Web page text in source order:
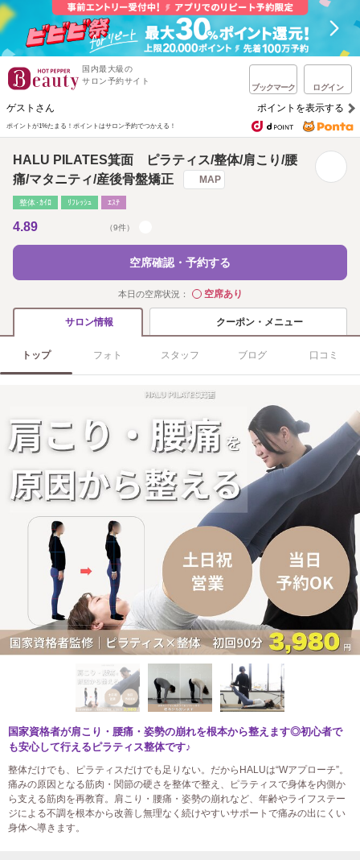
国内最大級の
サロン予約サイト
ブックマーク ログイン
ゲストさん ポイントを表示する
ポイントが1%たまる！ ポイントはサロン予約でつかえる！
HALU PILATES箕面 ピラティス/整体/肩こり/腰
痛/マタニティ/産後骨盤矯正
MAP
整体･ｶｲﾛ ﾘﾌﾚｯｼｭ ｴｽﾃ
4.89 （9件）
空席確認・予約する
本日の空席状況： ◯空席あり
サロン情報 クーポン・メニュー
トップ フォト スタッフ ブログ 口コミ
国家資格者が肩こり・腰痛・姿勢の崩れを根本から整えます◎初心者で
も安心して行えるピラティス整体です♪
整体だけでも、ピラティスだけでも足りない。だからHALUは“Wアプローチ”。
痛みの原因となる筋肉・関節の硬さを整体で整え、ピラティスで身体を内側か
ら支える筋肉を再教育。肩こり・腰痛・姿勢の崩れなど、年齢やライフステー
ジによる不調を根本から改善し無理なく続けやすいサポートで痛みの出にくい
身体へ導きます。